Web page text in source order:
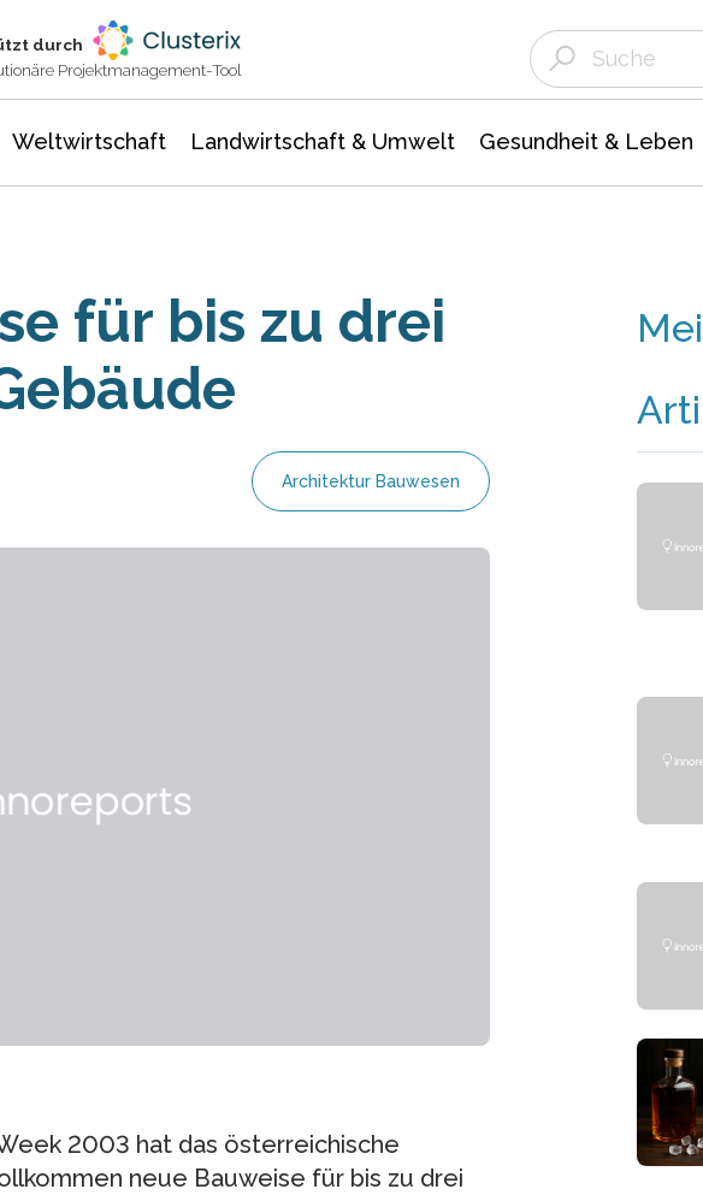
durch
Projektmanagement-Tool
Weltwirtschaft Landwirtschaft & Umwelt Gesundheit & Leben
für bis zu drei
Architektur Bauwesen
2003 hat das österreichische
neue Bauweise für bis zu drei